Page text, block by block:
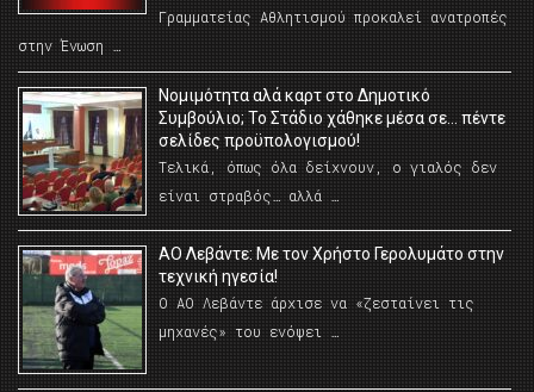
Γραμματείας Αθλητισμού προκαλεί ανατροπές
στην Ένωση …
Νομιμότητα αλά καρτ στο Δημοτικό
Συμβούλιο; Το Στάδιο χάθηκε μέσα σε… πέντε
σελίδες προϋπολογισμού!
Τελικά, όπως όλα δείχνουν, ο γιαλός δεν
είναι στραβός… αλλά …
ΑΟ Λεβάντε: Με τον Χρήστο Γερολυμάτο στην
τεχνική ηγεσία!
Ο ΑΟ Λεβάντε άρχισε να «ζεσταίνει τις
μηχανές» του ενόψει …